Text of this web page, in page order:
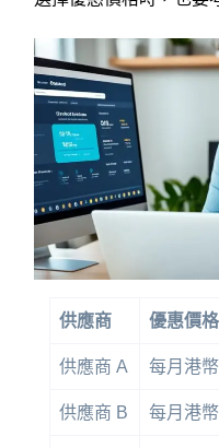
供應商 優惠價格
供應商 A 每月港
供應商 B 每月港